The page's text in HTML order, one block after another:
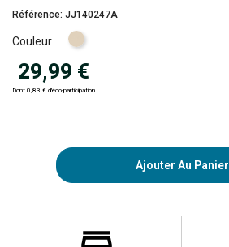
Référence: JJ140247A
Couleur
Beige
29,99 €
Dont 0,83 € d'éco-participation
Ajouter Au Panier